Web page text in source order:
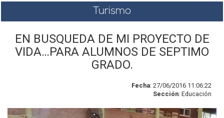
Turismo
EN BUSQUEDA DE MI PROYECTO DE
VIDA…PARA ALUMNOS DE SEPTIMO
GRADO.
Fecha: 27/06/2016 11:06:22
Sección: Educación